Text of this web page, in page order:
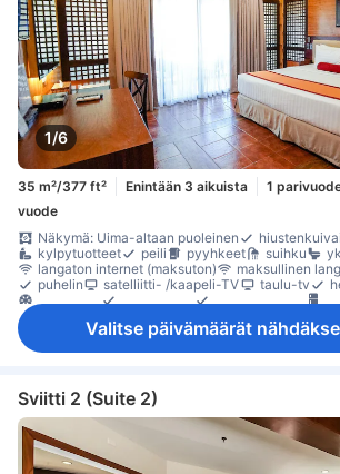
1/6
35 m²/377 ft² Enintään 3 aikuista
1
vuode
Näkymä: Uima-altaan puoleinen
kylpytuotteet
peili pyyhkeet suihku
langaton internet (maksuton)
maksullinen
puhelin
satelliitti- /kaapeli-TV taulu-tv
ilmastointi
sateenvarjo vuodevaatteet
maksuton tervetulojuoma
Vesipannu
Valitse päivämäärät
Sviitti 2 (Suite 2)